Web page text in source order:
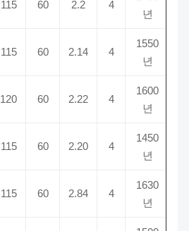
115 60 2.2 4
년
115 60 2.14 4
1550
년
120 60 2.22 4
1600
년
115 60 2.20 4
1450
년
115 60 2.84 4
1630
년